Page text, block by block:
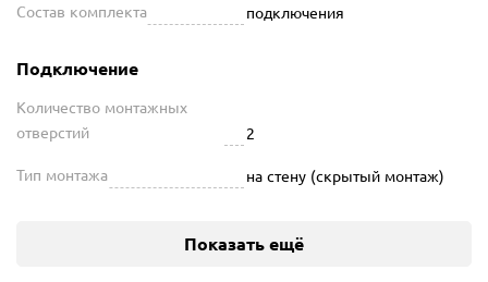
Состав комплекта
подключения
Подключение
Количество монтажных
отверстий
2
Тип монтажа на стену (скрытый монтаж)
Показать ещё